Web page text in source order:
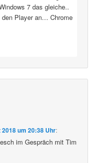
7 das gleiche..
Player an… Chrome
2018 um 20:38 Uhr:
im Gespräch mit Tim